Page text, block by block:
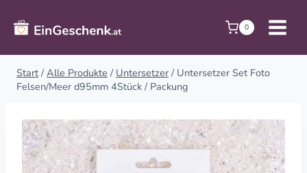
Inhalt
springen
0
Start / Alle Produkte / Untersetzer / Untersetzer Set Foto
Felsen/Meer d95mm 4Stück / Packung